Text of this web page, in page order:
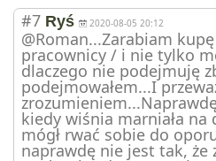
#7 Ryś 2020-08-05 20:12
@Roman...Zarabiam
pracownicy / i nie tylko
dlaczego nie podejmuję
podejmowałem...I
kiedy wiśnia marniała na
mógł rwać sobie do
naprawdę nie jest tak, że